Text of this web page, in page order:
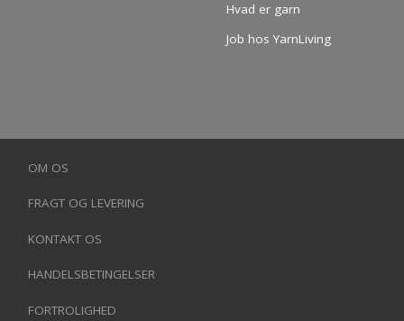
Hvad er garn
Job hos YarnLiving
OM OS
FRAGT OG LEVERING
KONTAKT OS
HANDELSBETINGELSER
FORTROLIGHED